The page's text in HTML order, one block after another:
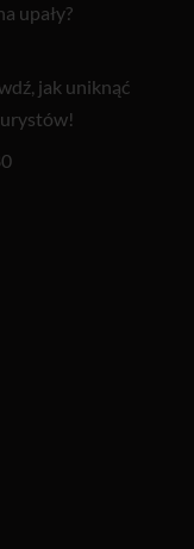
upały?
jak uniknąć